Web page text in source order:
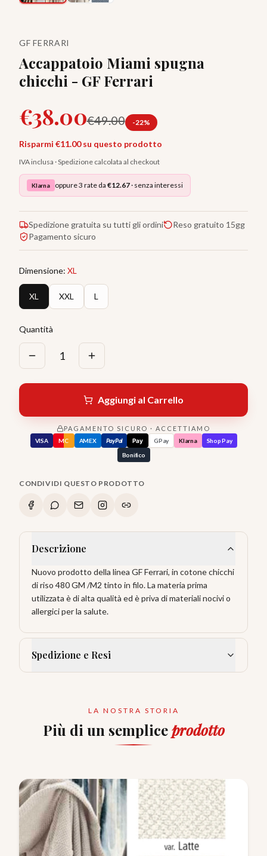
GF FERRARI
Accappatoio Miami spugna
chicchi - GF Ferrari
€38.00€49.00 -22%
Risparmi €11.00su questo prodotto
IVA inclusa · Spedizione calcolata al checkout
Klarna oppure 3 rate da €12.67· senza interessi
Spedizione gratuita su tutti gli ordini
Reso gratuito 15gg
Pagamento sicuro
Dimensione: XL
XL XXL L
Quantità
1
Aggiungi al Carrello
PAGAMENTO SICURO · ACCETTIAMO
VISA MC AMEX PayPal Pay GPay Klarna
Shop Pay
Bonifico
CONDIVIDI QUESTO PRODOTTO
Descrizione
Nuovo prodotto della linea GF Ferrari, in cotone chicchi
di riso 480 GM /M2 tinto in filo. La materia prima
utilizzata è di alta qualità ed è priva di materiali nocivi o
allergici per la salute.
Spedizione e Resi
LA NOSTRA STORIA
Più di un sempliceprodotto